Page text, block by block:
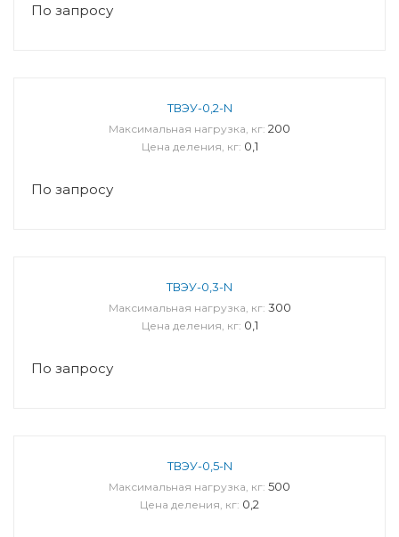
По запросу
ТВЭУ-0,2-N
Максимальная нагрузка, кг: 200
Цена деления, кг: 0,1
По запросу
ТВЭУ-0,3-N
Максимальная нагрузка, кг: 300
Цена деления, кг: 0,1
По запросу
ТВЭУ-0,5-N
Максимальная нагрузка, кг: 500
Цена деления, кг: 0,2